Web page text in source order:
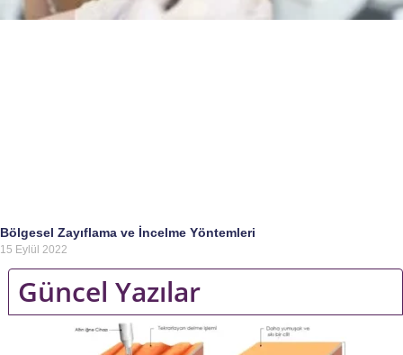
Bölgesel Zayıflama ve İncelme Yöntemleri
15 Eylül 2022
Güncel Yazılar